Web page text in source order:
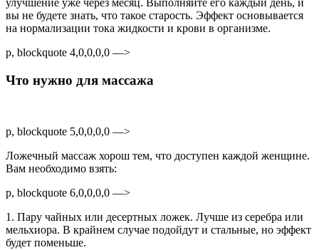
вы не будете знать, что такое старость. Эффект основывается
на нормализации тока жидкости и крови в организме.
p, blockquote 4,0,0,0,0 —>
Что нужно для массажа
p, blockquote 5,0,0,0,0 —>
Ложечный массаж хорош тем, что доступен каждой женщине.
Вам необходимо взять:
p, blockquote 6,0,0,0,0 —>
1. Пару чайных или десертных ложек. Лучше из серебра или
мельхиора. В крайнем случае подойдут и стальные, но эффект
будет поменьше.